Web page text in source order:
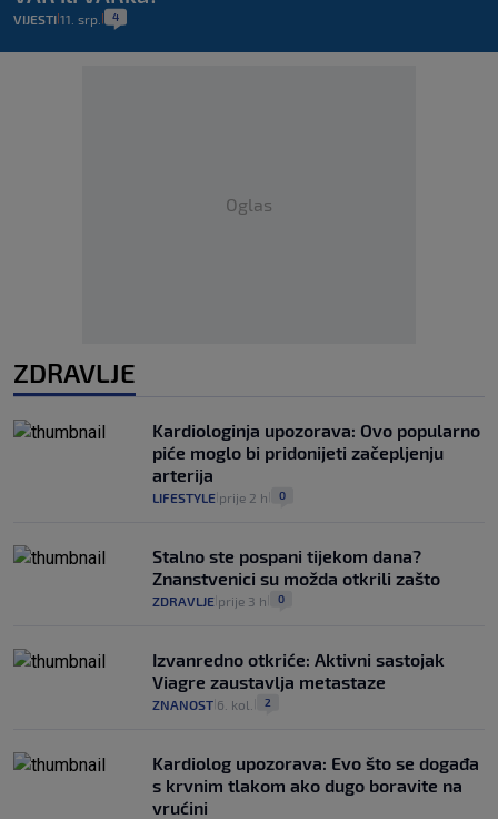
VIJESTI 11. srp. 4
Oglas
ZDRAVLJE
Kardiologinja upozorava: Ovo popularno
piće moglo bi pridonijeti začepljenju
arterija
LIFESTYLE prije 2 h 0
Stalno ste pospani tijekom dana?
Znanstvenici su možda otkrili zašto
ZDRAVLJE prije 3 h 0
Izvanredno otkriće: Aktivni sastojak
Viagre zaustavlja metastaze
ZNANOST 6. kol. 2
Kardiolog upozorava: Evo što se događa
s krvnim tlakom ako dugo boravite na
vrućini